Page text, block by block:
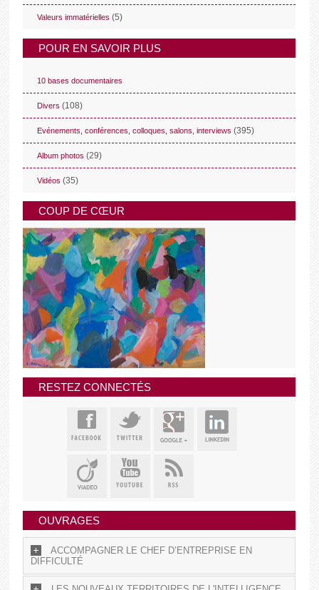
Valeurs immatérielles (5)
POUR EN SAVOIR PLUS
10 bases documentaires
Divers (108)
Evénements, conférences, colloques, salons, interviews (395)
Album photos (29)
Vidéos (35)
COUP DE CŒUR
RESTEZ CONNECTÉS
OUVRAGES
ACCOMPAGNER LE CHEF D’ENTREPRISE EN
DIFFICULTÉ